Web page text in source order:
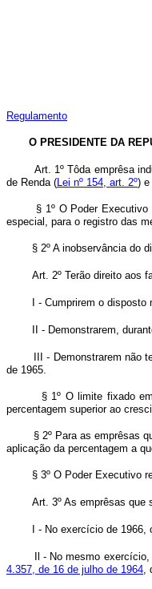
Regulamento
O PRESIDENTE DA
Art. 1º Tôda emprêsa
de Renda (Lei nº 154, art. 2º) e
§ 1º O Poder
especial, para o registro das
§ 2º A inobservância do
Art. 2º Terão direito aos
I - Cumprirem o
II - Demonstrarem,
III - Demonstrarem não
de 1965.
§ 1º O limite fixado
percentagem superior ao
§ 2º Para as emprêsas
aplicação da percentagem a
§ 3º O Poder Executivo
Art. 3º As emprêsas
I - No exercício de
Il - No mesmo
4.357, de 16 de julho de 1964,